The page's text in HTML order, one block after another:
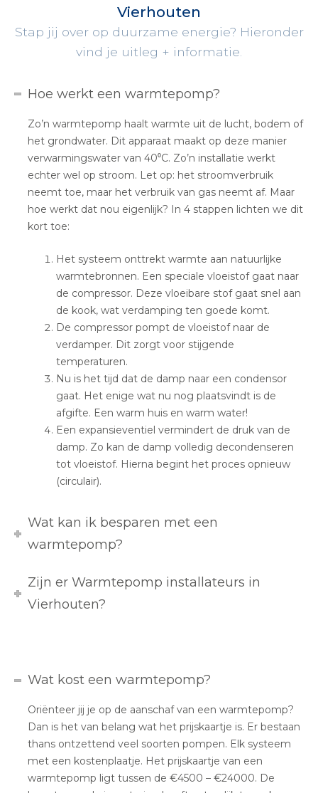
Vierhouten
Stap jij over op duurzame energie? Hieronder
vind je uitleg + informatie.
Hoe werkt een warmtepomp?
Zo’n warmtepomp haalt warmte uit de lucht, bodem of
het grondwater. Dit apparaat maakt op deze manier
verwarmingswater van 40⁰C. Zo’n installatie werkt
echter wel op stroom. Let op: het stroomverbruik
neemt toe, maar het verbruik van gas neemt af. Maar
hoe werkt dat nou eigenlijk? In 4 stappen lichten we dit
kort toe:
Het systeem onttrekt warmte aan natuurlijke
warmtebronnen. Een speciale vloeistof gaat naar
de compressor. Deze vloeibare stof gaat snel aan
de kook, wat verdamping ten goede komt.
De compressor pompt de vloeistof naar de
verdamper. Dit zorgt voor stijgende
temperaturen.
Nu is het tijd dat de damp naar een condensor
gaat. Het enige wat nu nog plaatsvindt is de
afgifte. Een warm huis en warm water!
Een expansieventiel vermindert de druk van de
damp. Zo kan de damp volledig decondenseren
tot vloeistof. Hierna begint het proces opnieuw
(circulair).
Wat kan ik besparen met een
warmtepomp?
Zijn er Warmtepomp installateurs in
Vierhouten?
Wat kost een warmtepomp?
Oriënteer jij je op de aanschaf van een warmtepomp?
Dan is het van belang wat het prijskaartje is. Er bestaan
thans ontzettend veel soorten pompen. Elk systeem
met een kostenplaatje. Het prijskaartje van een
warmtepomp ligt tussen de €4500 – €24000. De